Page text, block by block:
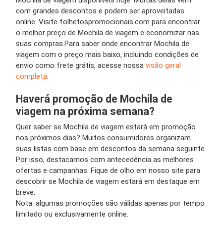
com grandes descontos e podem ser aproveitadas
online. Visite folhetospromocionais.com para encontrar
o melhor preço de Mochila de viagem e economizar nas
suas compras.Para saber onde encontrar Mochila de
viagem com o preço mais baixo, incluindo condições de
envio como frete grátis, acesse nossa visão geral
completa.
Haverá promoção de Mochila de
viagem na próxima semana?
Quer saber se Mochila de viagem estará em promoção
nos próximos dias? Muitos consumidores organizam
suas listas com base em descontos da semana seguinte.
Por isso, destacamos com antecedência as melhores
ofertas e campanhas. Fique de olho em nosso site para
descobrir se Mochila de viagem estará em destaque em
breve.
Nota: algumas promoções são válidas apenas por tempo
limitado ou exclusivamente online.